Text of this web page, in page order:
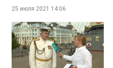
салюту
25 июля 2021 14:06